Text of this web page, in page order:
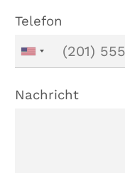
Telefon
Nachricht